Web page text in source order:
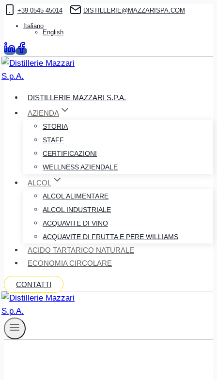
Salta
contenuto
+39 0545 45014 DISTILLERIE@MAZZARISPA.COM
Italiano
English
DISTILLERIE MAZZARI S.P.A.
AZIENDA
STORIA
STAFF
CERTIFICAZIONI
WELLNESS AZIENDALE
ALCOL
ALCOL ALIMENTARE
ALCOL INDUSTRIALE
ACQUAVITE DI VINO
ACQUAVITE DI FRUTTA E PERE WILLIAMS
ACIDO TARTARICO NATURALE
ECONOMIA CIRCOLARE
CONTATTI